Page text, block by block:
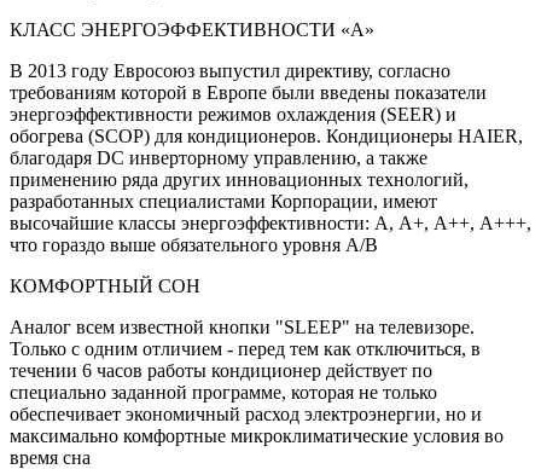
КЛАСС ЭНЕРГОЭФФЕКТИВНОСТИ «А»
В 2013 году Евросоюз выпустил директиву, согласно
требованиям которой в Европе были введены показатели
энергоэффективности режимов охлаждения (SEER) и
обогрева (SCOP) для кондиционеров. Кондиционеры HAIER,
благодаря DC инверторному управлению, а также
применению ряда других инновационных технологий,
разработанных специалистами Корпорации, имеют
высочайшие классы энергоэффективности: А, А+, А++, А+++,
что гораздо выше обязательного уровня А/В
КОМФОРТНЫЙ СОН
Аналог всем известной кнопки "SLEEP" на телевизоре.
Только с одним отличием - перед тем как отключиться, в
течении 6 часов работы кондиционер действует по
специально заданной программе, которая не только
обеспечивает экономичный расход электроэнергии, но и
максимально комфортные микроклиматические условия во
время сна